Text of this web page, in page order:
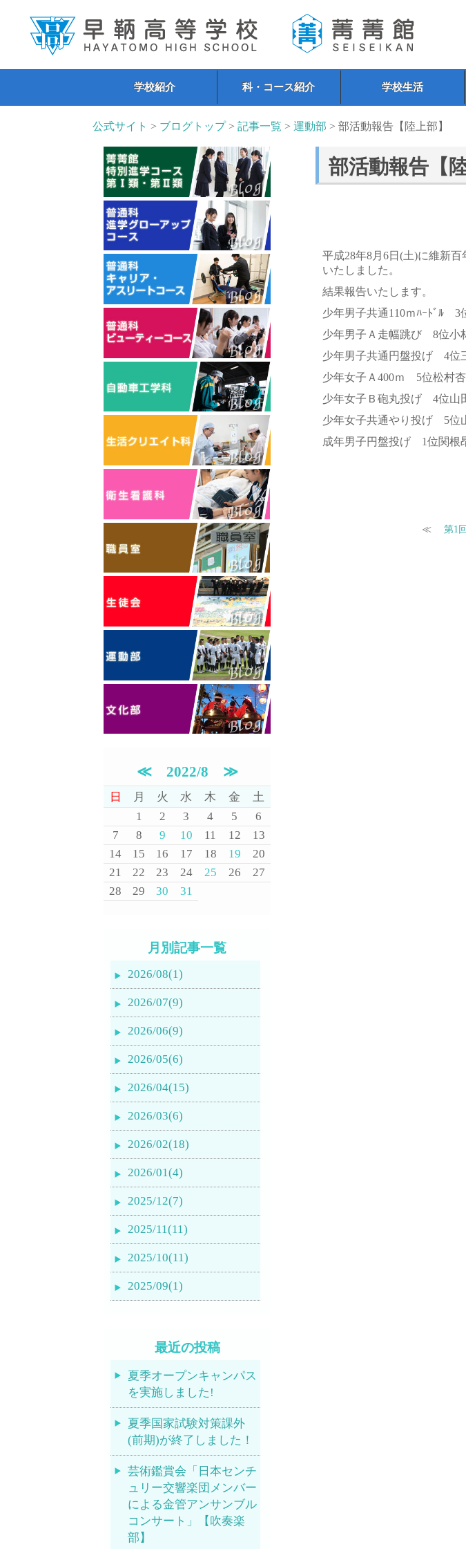
学校紹介 科・コース紹介 学校生活
公式サイト > ブログトップ>記事一覧 >運動部 > 部活動報告【陸上部】
部活動報告【
平成28年8月6日(土)に維新
いたしました。
結果報告いたします。
少年男子共通110ｍﾊｰﾄﾞ
少年男子Ａ走幅跳び 8
少年男子共通円盤投げ 4位
少年女子Ａ400ｍ 5位松村
少年女子Ｂ砲丸投げ 4位
少年女子共通やり投げ 5位
成年男子円盤投げ 1位関根
≪ 第1
≪2022/8 ≫
日 月 火 水 木 金
土
1
2 3 4 5
6
7
8 9 10 11 12
13
14
15 16 17 18 19
20
21
22 23 24 25 26
27
28
29 30 31
月別記事一覧
2026/08(1)
2026/07(9)
2026/06(9)
2026/05(6)
2026/04(15)
2026/03(6)
2026/02(18)
2026/01(4)
2025/12(7)
2025/11(11)
2025/10(11)
2025/09(1)
最近の投稿
夏季オープンキャンパス
を実施しました!
夏季国家試験対策課外
(前期)が終了しました！
芸術鑑賞会「日本センチ
ュリー交響楽団メンバー
による金管アンサンブル
コンサート」【吹奏楽
部】